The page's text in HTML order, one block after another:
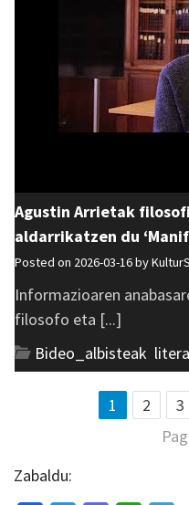
Agustin Arrietak
aldarrikatzen du
Posted on 2026-03-16 by
Informazioaren
filosofo eta [...]
Bideo_albisteak
1 2 3
Zabaldu: